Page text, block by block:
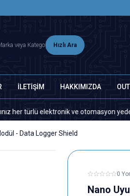
Hızlı Ara
İLETİŞİM HAKKIMIZDA
türlü elektronik ve otomasyon yedek
- Data Logger Shield
0
Nano